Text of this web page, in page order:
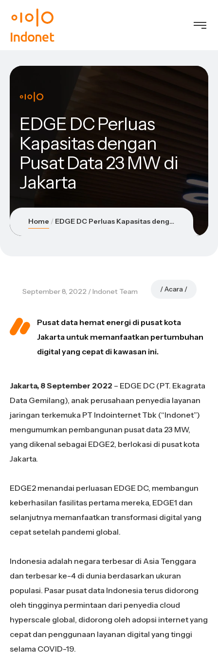
EDGE DC Perluas
Kapasitas dengan
Pusat Data 23 MW di
Jakarta
Home EDGE DC Perluas Kapasitas dengan Pusat Data 23 MW di Jakarta
September 8, 2022 Indonet Team Acara
Pusat data hemat energi di pusat kota
Jakarta untuk memanfaatkan pertumbuhan
digital yang cepat di kawasan ini.
Jakarta, 8 September 2022 – EDGE DC (PT. Ekagrata
Data Gemilang), anak perusahaan penyedia layanan
jaringan terkemuka PT Indointernet Tbk (“Indonet”)
mengumumkan pembangunan pusat data 23 MW,
yang dikenal sebagai EDGE2, berlokasi di pusat kota
Jakarta.
EDGE2 menandai perluasan EDGE DC, membangun
keberhasilan fasilitas pertama mereka, EDGE1 dan
selanjutnya memanfaatkan transformasi digital yang
cepat setelah pandemi global.
Indonesia adalah negara terbesar di Asia Tenggara
dan terbesar ke-4 di dunia berdasarkan ukuran
populasi. Pasar pusat data Indonesia terus didorong
oleh tingginya permintaan dari penyedia cloud
hyperscale global, didorong oleh adopsi internet yang
cepat dan penggunaan layanan digital yang tinggi
selama COVID-19.